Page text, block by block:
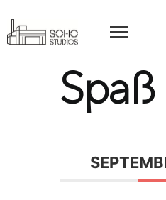
Spaß